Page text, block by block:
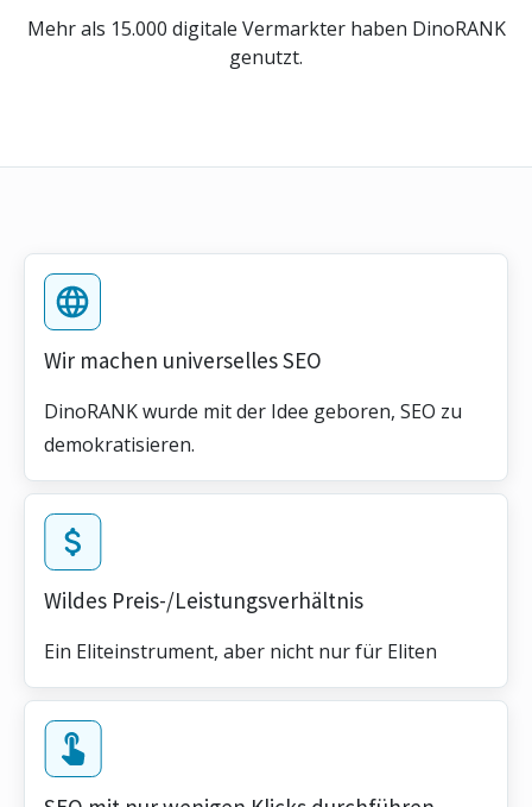
Mehr als 15.000 digitale Vermarkter haben DinoRANK
genutzt.
Wir machen universelles SEO
DinoRANK wurde mit der Idee geboren, SEO zu
demokratisieren.
Wildes Preis-/Leistungsverhältnis
Ein Eliteinstrument, aber nicht nur für Eliten